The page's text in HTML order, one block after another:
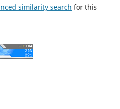
similarity search for this